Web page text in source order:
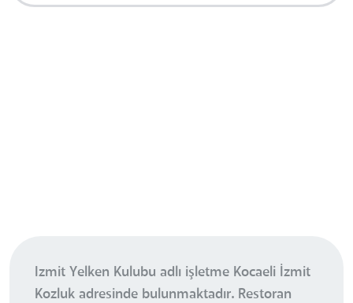
Izmit Yelken Kulubu adlı işletme Kocaeli İzmit
Kozluk adresinde bulunmaktadır. Restoran